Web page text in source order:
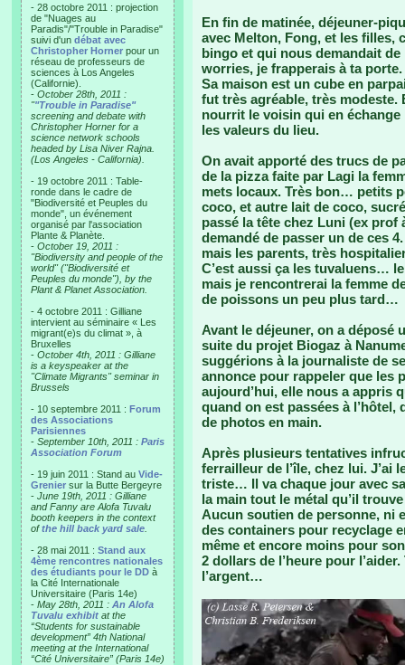
- 28 octobre 2011 : projection
de "Nuages au
Paradis"/"Trouble in Paradise"
suivi d'un débat avec
Christopher Horner pour un
réseau de professeurs de
sciences à Los Angeles
(Californie).
- October 28th, 2011 :
""Trouble in Paradise"
screening and debate with
Christopher Horner for a
science network schools
headed by Lisa Niver Rajna.
(Los Angeles - California).
- 19 octobre 2011 : Table-
ronde dans le cadre de
"Biodiversité et Peuples du
monde", un événement
organisé par l'association
Plante & Planète.
- October 19, 2011 :
"Biodiversity and people of the
world" ("Biodiversité et
Peuples du monde"), by the
Plant & Planet Association.
- 4 octobre 2011 : Gilliane
intervient au séminaire « Les
migrant(e)s du climat », à
Bruxelles
- October 4th, 2011 : Gilliane
is a keyspeaker at the
"Climate Migrants" seminar in
Brussels
- 10 septembre 2011 : Forum
des Associations
Parisiennes
- September 10th, 2011 : Paris
Association Forum
- 19 juin 2011 : Stand au Vide-
Grenier sur la Butte Bergeyre
- June 19th, 2011 : Gilliane
and Fanny are Alofa Tuvalu
booth keepers in the context
ofthe hill back yard sale
- 28 mai 2011 : Stand aux
4ème rencontres nationales
des étudiants pour le DD à
la Cité Internationale
Universitaire (Paris 14e)
- May 28th, 2011 : An Alofa
Tuvalu exhibit at the
“Students for sustainable
development” 4th National
meeting at the International
“Cité Universitaire” (Paris 14e)
En fin de matinée, déjeuner-
avec Melton, Fong, et les filles,
bingo et qui nous demandait
worries, je frapperais à ta
Sa maison est un cube en
fut très agréable, très modeste.
nourrit le voisin qui en échange
les valeurs du lieu.
On avait apporté des trucs de
de la pizza faite par Lagi la
mets locaux. Très bon… petits
coco, et autre lait de coco,
passé la tête chez Luni (ex prof
demandé de passer un de ces
mais les parents, très
C’est aussi ça les tuvaluens…
mais je rencontrerai la femme
de poissons un peu plus tard…
Avant le déjeuner, on a déposé
suite du projet Biogaz à
suggérions à la journaliste de
annonce pour rappeler que les
aujourd’hui, elle nous a appris
quand on est passées à
de photos en main.
Après plusieurs tentatives
ferrailleur de l’île, chez lui. J’ai
triste… Il va chaque jour avec
la main tout le métal qu’il
Aucun soutien de personne, ni
des containers pour recyclage
même et encore moins pour
2 dollars de l’heure pour
l’argent…